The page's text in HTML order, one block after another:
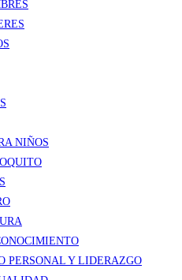
NIÑOS
PERSONAL Y LIDERAZGO